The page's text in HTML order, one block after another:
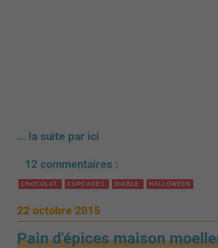
... la suite par ici
12 commentaires :
CHOCOLAT CUPCAKES DIABLE HALLOWEEN
22 octobre 2015
Pain d'épices maison